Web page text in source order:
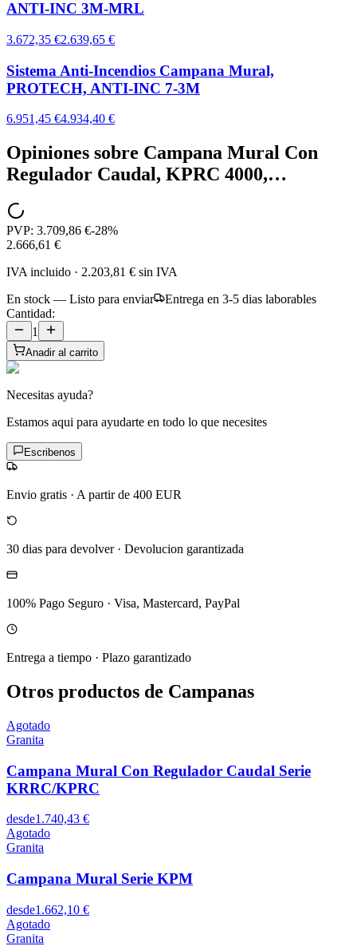
ANTI-INC 3M-MRL
3.672,35 €2.639,65 €
Sistema Anti-Incendios Campana Mural,
PROTECH, ANTI-INC 7-3M
6.951,45 €4.934,40 €
Opiniones sobre Campana Mural Con
Regulador Caudal, KPRC 4000,…
PVP: 3.709,86 €-28%
2.666,61 €
IVA incluido · 2.203,81 € sin IVA
En stock — Listo para enviar
Entrega en 3-5 dias laborables
Cantidad:
1
Anadir al carrito
Necesitas ayuda?
Estamos aqui para ayudarte en todo lo que necesites
Escribenos
Envio gratis · A partir de 400 EUR
30 dias para devolver· Devolucion garantizada
100% Pago Seguro · Visa, Mastercard, PayPal
Entrega a tiempo · Plazo garantizado
Otros productos de Campanas
Agotado
Granita
Campana Mural Con Regulador Caudal Serie
KRRC/KPRC
desde1.740,43 €
Agotado
Granita
Campana Mural Serie KPM
desde1.662,10 €
Agotado
Granita